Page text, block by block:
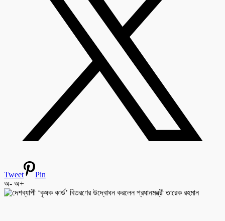
Tweet
Pin
অ- অ+